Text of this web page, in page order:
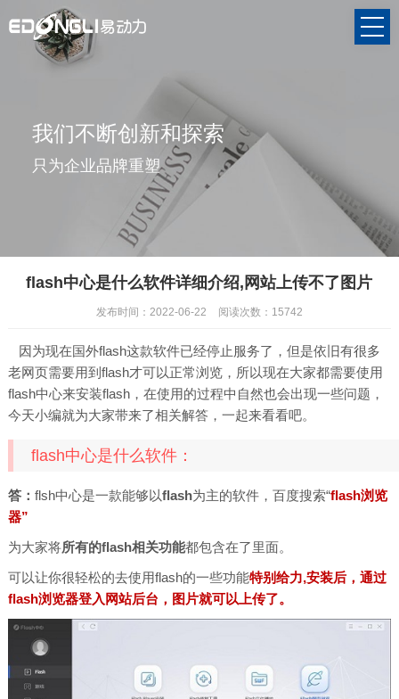
我们不断创新和探索
只为企业品牌重塑
flash中心是什么软件详细介绍,网站上传不了图片
发布时间：2022-06-22 阅读次数：15742
因为现在国外flash这款软件已经停止服务了，但是依旧有很多
老网页需要用到flash才可以正常浏览，所以现在大家都需要使用
flash中心来安装flash，在使用的过程中自然也会出现一些问题，
今天小编就为大家带来了相关解答，一起来看看吧。
flash中心是什么软件：
答： flsh中心是一款能够以flash为主的软件，百度搜索“flash浏览
器”
为大家将所有的flash相关功能都包含在了里面。
可以让你很轻松的去使用flash的一些功能特别给力,安装后，通过
flash浏览器登入网站后台，图片就可以上传了。